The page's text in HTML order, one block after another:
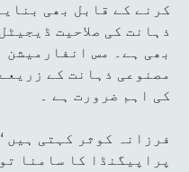
کرنے کے قابل بھی
ذہانت کی صلاحیت
بھی ہے۔ مس انفارمیشن
مصنوعی ذہانت کے
کی اہم ضرورت ہے ۔
پراپیگنڈا کا سامنا